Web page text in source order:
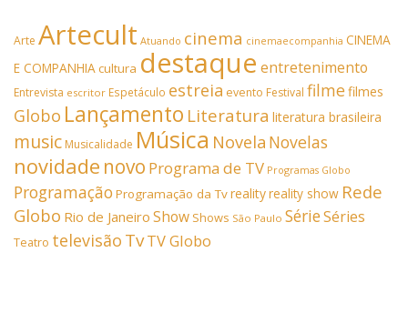
Arte Artecult Atuando cinema cinemaecompanhia CINEMA
E COMPANHIAcultura destaque entretenimento
Entrevista escritor Espetáculo estreia evento Festival filmefilmes
Globo Lançamento Literatura literatura brasileira
music Musicalidade Música Novela Novelas
novidade novo Programa de TV Programas Globo
Programação Programação da Tvrealityreality show Rede
Globo Rio de Janeiro Show Shows São Paulo SérieSéries
Teatro televisão TvTV Globo